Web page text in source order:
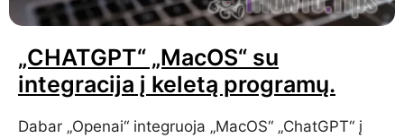
„CHATGPT“ „MacOS“ su
integracija į keletą programų.
Dabar „Openai“ integruoja „MacOS“ „ChatGPT“ į